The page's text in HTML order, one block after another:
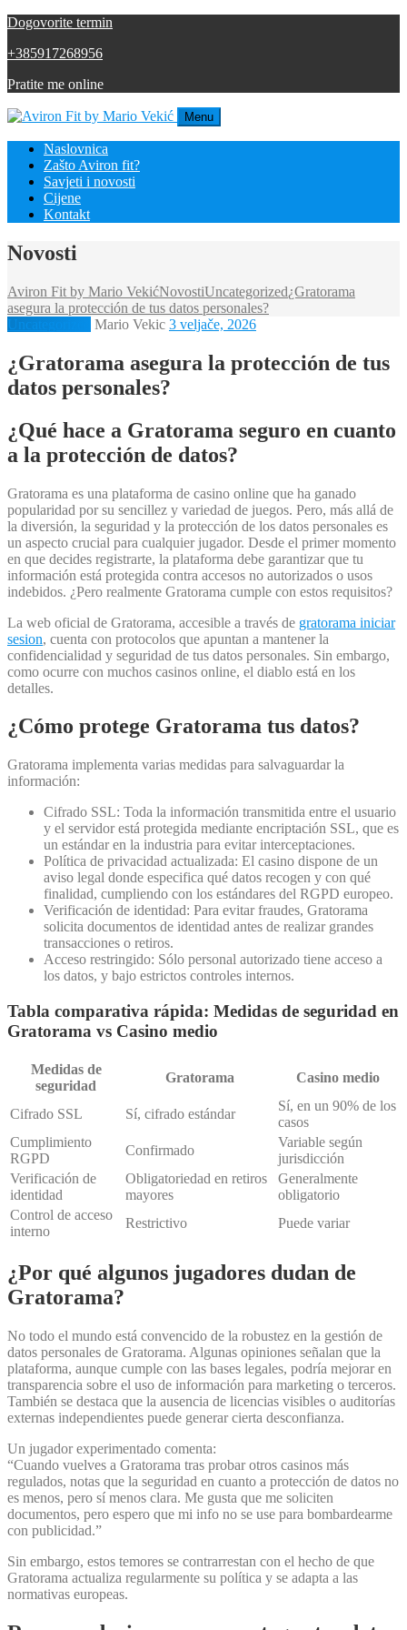
Dogovorite termin
+385917268956
Pratite me online
Menu
Naslovnica
Zašto Aviron fit?
Savjeti i novosti
Cijene
Kontakt
Novosti
Aviron Fit by Mario VekićNovostiUncategorized¿Gratorama
asegura la protección de tus datos personales?
Uncategorized
Mario Vekic 3 veljače, 2026
¿Gratorama asegura la protección de tus
datos personales?
¿Qué hace a Gratorama seguro en cuanto
a la protección de datos?
Gratorama es una plataforma de casino online que ha ganado
popularidad por su sencillez y variedad de juegos. Pero, más allá de
la diversión, la seguridad y la protección de los datos personales es
un aspecto crucial para cualquier jugador. Desde el primer momento
en que decides registrarte, la plataforma debe garantizar que tu
información está protegida contra accesos no autorizados o usos
indebidos. ¿Pero realmente Gratorama cumple con estos requisitos?
La web oficial de Gratorama, accesible a través de gratorama iniciar
sesion, cuenta con protocolos que apuntan a mantener la
confidencialidad y seguridad de tus datos personales. Sin embargo,
como ocurre con muchos casinos online, el diablo está en los
detalles.
¿Cómo protege Gratorama tus datos?
Gratorama implementa varias medidas para salvaguardar la
información:
Cifrado SSL: Toda la información transmitida entre el usuario
y el servidor está protegida mediante encriptación SSL, que es
un estándar en la industria para evitar interceptaciones.
Política de privacidad actualizada: El casino dispone de un
aviso legal donde especifica qué datos recogen y con qué
finalidad, cumpliendo con los estándares del RGPD europeo.
Verificación de identidad: Para evitar fraudes, Gratorama
solicita documentos de identidad antes de realizar grandes
transacciones o retiros.
Acceso restringido: Sólo personal autorizado tiene acceso a
los datos, y bajo estrictos controles internos.
Tabla comparativa rápida: Medidas de seguridad en
Gratorama vs Casino medio
Medidas de
seguridad
Gratorama Casino medio
Cifrado SSL Sí, cifrado estándar
Sí, en un 90% de los
casos
Cumplimiento
RGPD
Confirmado
Variable según
jurisdicción
Verificación de
identidad
Obligatoriedad en retiros
mayores
Generalmente
obligatorio
Control de acceso
interno
Restrictivo Puede variar
¿Por qué algunos jugadores dudan de
Gratorama?
No todo el mundo está convencido de la robustez en la gestión de
datos personales de Gratorama. Algunas opiniones señalan que la
plataforma, aunque cumple con las bases legales, podría mejorar en
transparencia sobre el uso de información para marketing o terceros.
También se destaca que la ausencia de licencias visibles o auditorías
externas independientes puede generar cierta desconfianza.
Un jugador experimentado comenta:
“Cuando vuelves a Gratorama tras probar otros casinos más
regulados, notas que la seguridad en cuanto a protección de datos no
es menos, pero sí menos clara. Me gusta que me soliciten
documentos, pero espero que mi info no se use para bombardearme
con publicidad.”
Sin embargo, estos temores se contrarrestan con el hecho de que
Gratorama actualiza regularmente su política y se adapta a las
normativas europeas.